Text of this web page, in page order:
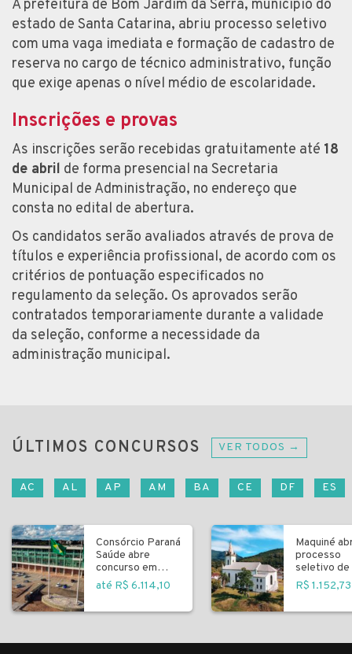
A prefeitura de Bom Jardim da Serra, município do
estado de Santa Catarina, abriu processo seletivo
com uma vaga imediata e formação de cadastro de
reserva no cargo de técnico administrativo, função
que exige apenas o nível médio de escolaridade.
Inscrições e provas
As inscrições serão recebidas gratuitamente até 18
de abril de forma presencial na Secretaria
Municipal de Administração, no endereço que
consta no edital de abertura.
Os candidatos serão avaliados através de prova de
títulos e experiência profissional, de acordo com os
critérios de pontuação especificados no
regulamento da seleção. Os aprovados serão
contratados temporariamente durante a validade
da seleção, conforme a necessidade da
administração municipal.
ÚLTIMOS CONCURSOS VER TODOS →
AC AL AP AM BA CE DF ES
Consórcio Paraná
Saúde abre
concurso em
Curitiba
até R$ 6.114,10
Maquiné
processo
seletivo de
R$ 1.152,73